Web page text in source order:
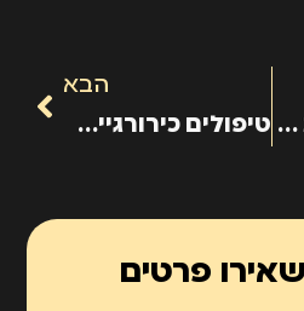
המנתח חורר את אפה של המנותחת
הבא
טיפולים כירורגיים וניתוחים
פרטים